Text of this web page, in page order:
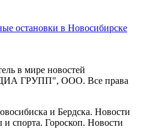
остановки в Новосибирске
в мире новостей
ГРУПП", ООО. Все права
и Бердска. Новости
и спорта. Гороскоп. Новости